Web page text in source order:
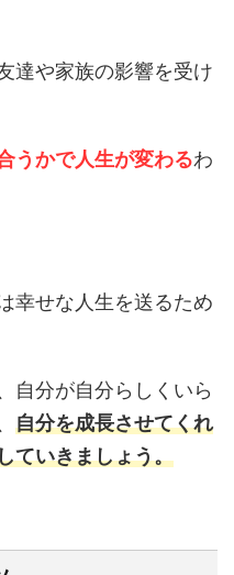
達や家族の影響を受け
うかで人生が変わるわ
幸せな人生を送るため
自分が自分らしくいら
自分を成長させてくれ
ていきましょう。